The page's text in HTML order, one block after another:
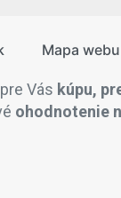
39 m2
Mapa webu
Vás kúpu,
ohodnotenie